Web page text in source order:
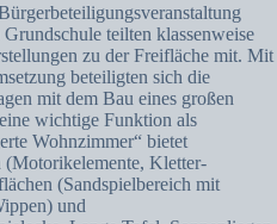
teilten klassenweise
zu der Freifläche mit. Mit
beteiligten sich die
mit dem Bau eines großen
wichtige Funktion als
Wohnzimmer“ bietet
(Motorikelemente, Kletter-
(Sandspielbereich mit
und